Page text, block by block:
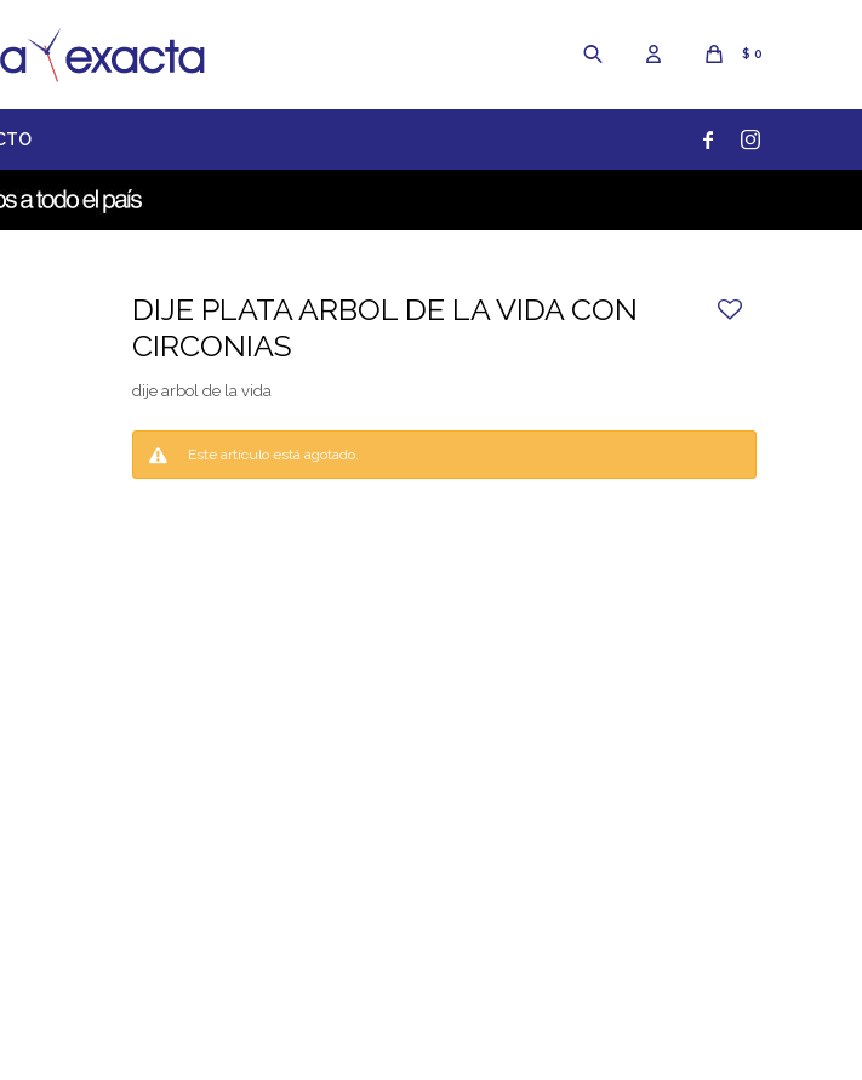
$ 0
 
DIJE PLATA ARBOL DE LA VIDA CON
CIRCONIAS
dije arbol de la vida
Este artículo está agotado.